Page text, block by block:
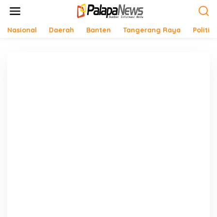
Nasional Daerah Banten Tangerang Raya Politik